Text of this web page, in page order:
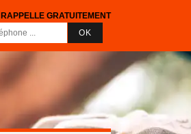
GRATUITEMENT